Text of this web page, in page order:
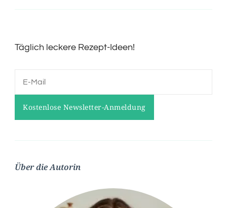
Täglich leckere Rezept-Ideen!
Über die Autorin